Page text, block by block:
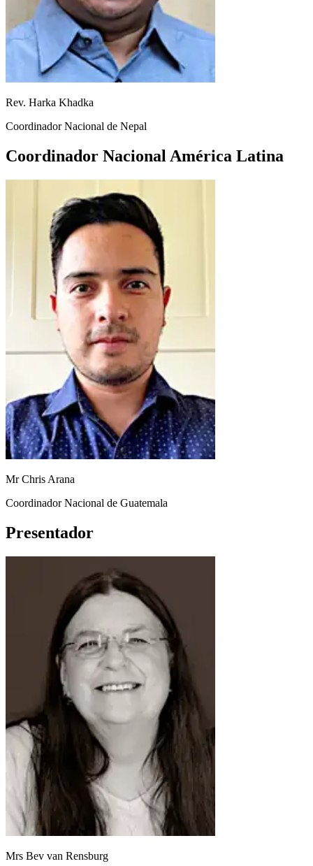
Rev. Harka Khadka
Coordinador Nacional de Nepal
Coordinador Nacional América Latina
Mr Chris Arana
Coordinador Nacional de Guatemala
Presentador
Mrs Bev van Rensburg